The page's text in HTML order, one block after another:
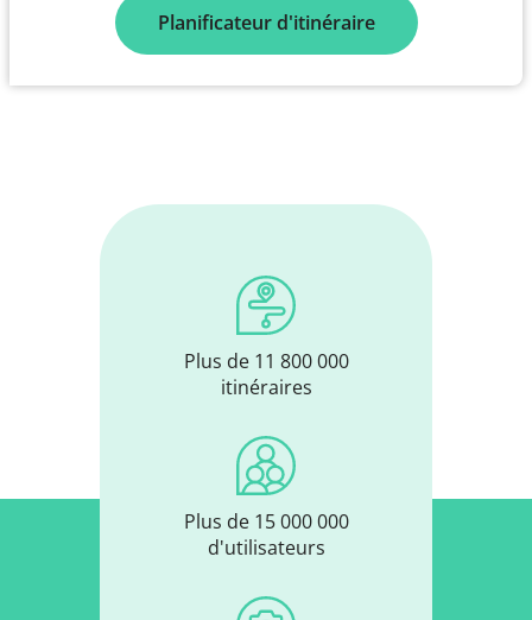
Planificateur d'itinéraire
Plus de 11 800 000
itinéraires
Plus de 15 000 000
d'utilisateurs